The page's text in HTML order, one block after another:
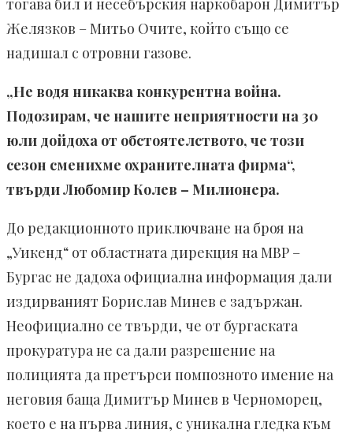
тогава бил и несебърския наркобарон Димитър
Желязков – Митьо Очите, който също се
надишал с отровни газове.
„Не водя никаква конкурентна война.
Подозирам, че нашите неприятности на 30
юли дойдоха от обстоятелството, че този
сезон сменихме охранителната фирма“,
твърди Любомир Колев – Милионера.
До редакционното приключване на броя на
„Уикенд“ от областната дирекция на МВР –
Бургас не дадоха официална информация дали
издирваният Борислав Минев е задържан.
Неофициално се твърди, че от бургаската
прокуратура не са дали разрешение на
полицията да претърси помпозното имение на
неговия баща Димитър Минев в Черноморец,
което е на първа линия, с уникална гледка към